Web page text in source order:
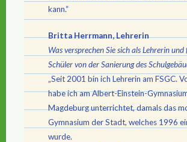
kann.“
Britta Herrmann, Lehrerin
Was versprechen Sie sich als Lehrerin
Schüler von der Sanierung des
„Seit 2001 bin ich Lehrerin am FSGC.
habe ich am Albert-Einstein-
Magdeburg unterrichtet, damals das
Gymnasium der Stadt, welches 1996
wurde.